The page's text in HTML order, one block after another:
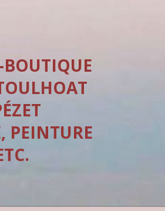
BOUTIQUE
PEINTURE